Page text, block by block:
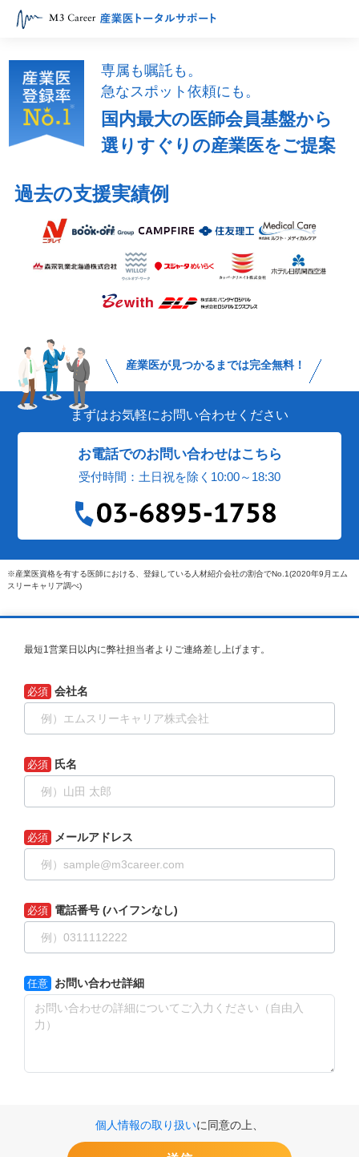
専属も嘱託も。
急なスポット依頼にも。
国内最大の医師会員基盤から
選りすぐりの産業医をご提案
過去の支援実績例
産業医が見つかるまでは完全無料！
まずはお気軽にお問い合わせください
お電話でのお問い合わせはこちら
受付時間：土日祝を除く10:00～18:30
※産業医資格を有する医師における、登録している人材紹介会社の割合でNo.1(2020年9月エム
スリーキャリア調べ)
最短1営業日以内に弊社担当者よりご連絡差し上げます。
必須 会社名
必須 氏名
必須 メールアドレス
必須 電話番号 (ハイフンなし)
任意 お問い合わせ詳細
個人情報の取り扱いに同意の上、